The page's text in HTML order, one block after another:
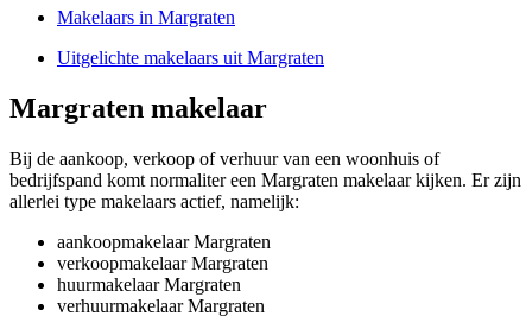
Makelaars in Margraten
Uitgelichte makelaars uit Margraten
Margraten makelaar
Bij de aankoop, verkoop of verhuur van een woonhuis of
bedrijfspand komt normaliter een Margraten makelaar kijken. Er zijn
allerlei type makelaars actief, namelijk:
aankoopmakelaar Margraten
verkoopmakelaar Margraten
huurmakelaar Margraten
verhuurmakelaar Margraten